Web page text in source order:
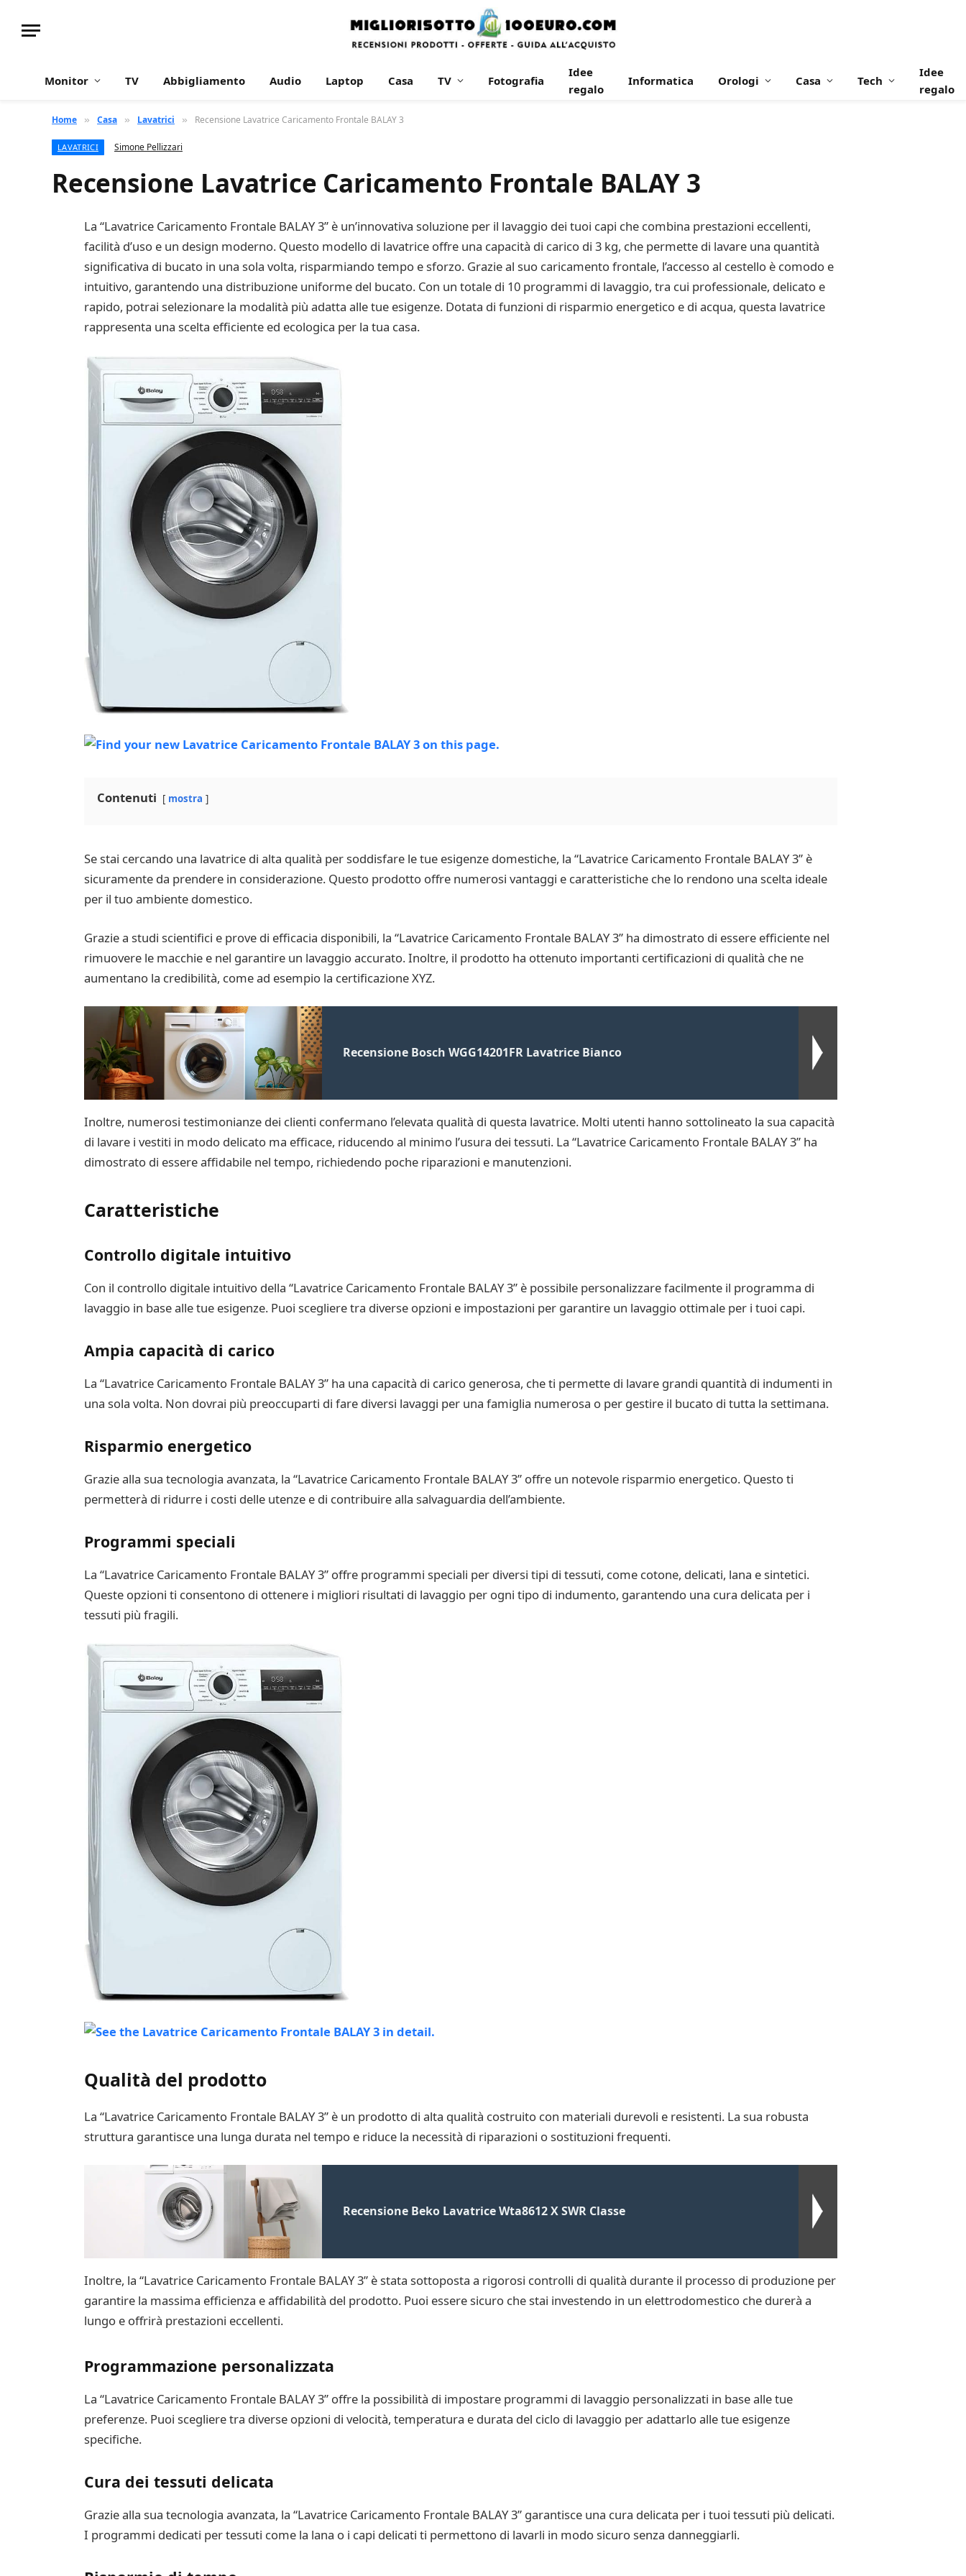
Monitor TV Abbigliamento Audio Laptop Casa TV Fotografia
Idee
regalo
Informatica Orologi Casa Tech
Idee
regalo
Home » Casa » Lavatrici » Recensione Lavatrice Caricamento Frontale BALAY 3
LAVATRICI Simone Pellizzari
Recensione Lavatrice Caricamento Frontale BALAY 3
La “Lavatrice Caricamento Frontale BALAY 3” è un’innovativa soluzione per il lavaggio dei tuoi capi che combina prestazioni eccellenti,
facilità d’uso e un design moderno. Questo modello di lavatrice offre una capacità di carico di 3 kg, che permette di lavare una quantità
significativa di bucato in una sola volta, risparmiando tempo e sforzo. Grazie al suo caricamento frontale, l’accesso al cestello è comodo e
intuitivo, garantendo una distribuzione uniforme del bucato. Con un totale di 10 programmi di lavaggio, tra cui professionale, delicato e
rapido, potrai selezionare la modalità più adatta alle tue esigenze. Dotata di funzioni di risparmio energetico e di acqua, questa lavatrice
rappresenta una scelta efficiente ed ecologica per la tua casa.
Contenuti mostra
Se stai cercando una lavatrice di alta qualità per soddisfare le tue esigenze domestiche, la “Lavatrice Caricamento Frontale BALAY 3” è
sicuramente da prendere in considerazione. Questo prodotto offre numerosi vantaggi e caratteristiche che lo rendono una scelta ideale
per il tuo ambiente domestico.
Grazie a studi scientifici e prove di efficacia disponibili, la “Lavatrice Caricamento Frontale BALAY 3” ha dimostrato di essere efficiente nel
rimuovere le macchie e nel garantire un lavaggio accurato. Inoltre, il prodotto ha ottenuto importanti certificazioni di qualità che ne
aumentano la credibilità, come ad esempio la certificazione XYZ.
Recensione Bosch WGG14201FR Lavatrice Bianco
Inoltre, numerosi testimonianze dei clienti confermano l’elevata qualità di questa lavatrice. Molti utenti hanno sottolineato la sua capacità
di lavare i vestiti in modo delicato ma efficace, riducendo al minimo l’usura dei tessuti. La “Lavatrice Caricamento Frontale BALAY 3” ha
dimostrato di essere affidabile nel tempo, richiedendo poche riparazioni e manutenzioni.
Caratteristiche
Controllo digitale intuitivo
Con il controllo digitale intuitivo della “Lavatrice Caricamento Frontale BALAY 3” è possibile personalizzare facilmente il programma di
lavaggio in base alle tue esigenze. Puoi scegliere tra diverse opzioni e impostazioni per garantire un lavaggio ottimale per i tuoi capi.
Ampia capacità di carico
La “Lavatrice Caricamento Frontale BALAY 3” ha una capacità di carico generosa, che ti permette di lavare grandi quantità di indumenti in
una sola volta. Non dovrai più preoccuparti di fare diversi lavaggi per una famiglia numerosa o per gestire il bucato di tutta la settimana.
Risparmio energetico
Grazie alla sua tecnologia avanzata, la “Lavatrice Caricamento Frontale BALAY 3” offre un notevole risparmio energetico. Questo ti
permetterà di ridurre i costi delle utenze e di contribuire alla salvaguardia dell’ambiente.
Programmi speciali
La “Lavatrice Caricamento Frontale BALAY 3” offre programmi speciali per diversi tipi di tessuti, come cotone, delicati, lana e sintetici.
Queste opzioni ti consentono di ottenere i migliori risultati di lavaggio per ogni tipo di indumento, garantendo una cura delicata per i
tessuti più fragili.
Qualità del prodotto
La “Lavatrice Caricamento Frontale BALAY 3” è un prodotto di alta qualità costruito con materiali durevoli e resistenti. La sua robusta
struttura garantisce una lunga durata nel tempo e riduce la necessità di riparazioni o sostituzioni frequenti.
Recensione Beko Lavatrice Wta8612 X SWR Classe
Inoltre, la “Lavatrice Caricamento Frontale BALAY 3” è stata sottoposta a rigorosi controlli di qualità durante il processo di produzione per
garantire la massima efficienza e affidabilità del prodotto. Puoi essere sicuro che stai investendo in un elettrodomestico che durerà a
lungo e offrirà prestazioni eccellenti.
Programmazione personalizzata
La “Lavatrice Caricamento Frontale BALAY 3” offre la possibilità di impostare programmi di lavaggio personalizzati in base alle tue
preferenze. Puoi scegliere tra diverse opzioni di velocità, temperatura e durata del ciclo di lavaggio per adattarlo alle tue esigenze
specifiche.
Cura dei tessuti delicata
Grazie alla sua tecnologia avanzata, la “Lavatrice Caricamento Frontale BALAY 3” garantisce una cura delicata per i tuoi tessuti più delicati.
I programmi dedicati per tessuti come la lana o i capi delicati ti permettono di lavarli in modo sicuro senza danneggiarli.